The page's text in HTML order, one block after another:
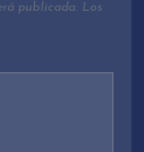
publicada. Los